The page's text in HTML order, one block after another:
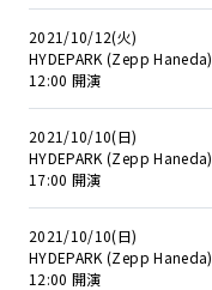
2021/10/12(火)
HYDEPARK (Zepp Haneda)
12:00 開演
2021/10/10(日)
HYDEPARK (Zepp Haneda)
17:00 開演
2021/10/10(日)
HYDEPARK (Zepp Haneda)
12:00 開演